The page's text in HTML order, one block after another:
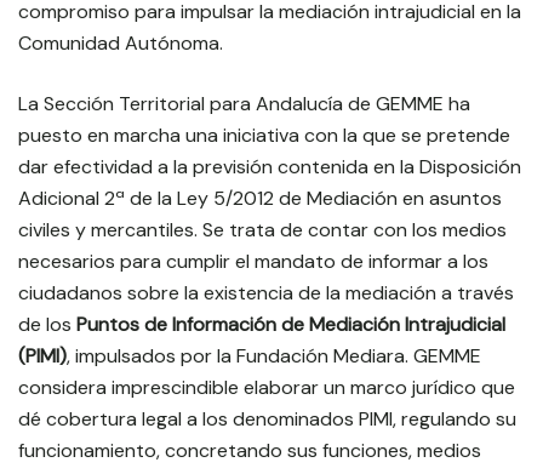
compromiso para impulsar la mediación intrajudicial en la
Comunidad Autónoma.
La Sección Territorial para Andalucía de GEMME ha
puesto en marcha una iniciativa con la que se pretende
dar efectividad a la previsión contenida en la Disposición
Adicional 2ª de la Ley 5/2012 de Mediación en asuntos
civiles y mercantiles. Se trata de contar con los medios
necesarios para cumplir el mandato de informar a los
ciudadanos sobre la existencia de la mediación a través
de los Puntos de Información de Mediación Intrajudicial
(PIMI), impulsados por la Fundación Mediara. GEMME
considera imprescindible elaborar un marco jurídico que
dé cobertura legal a los denominados PIMI, regulando su
funcionamiento, concretando sus funciones, medios